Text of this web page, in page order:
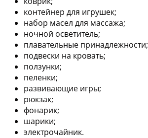
контейнер для игрушек;
набор масел для массажа;
ночной осветитель;
плавательные принадлежности;
подвески на кровать;
ползунки;
пеленки;
развивающие игры;
рюкзак;
фонарик;
шарики;
электрочайник.